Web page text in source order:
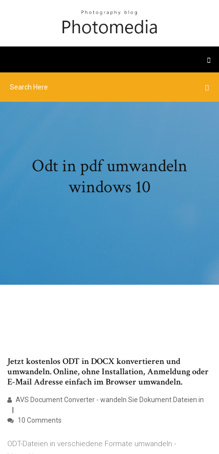
Odt in pdf umwandeln
windows 10
Jetzt kostenlos ODT in DOCX konvertieren und
umwandeln. Online, ohne Installation, Anmeldung oder
E-Mail Adresse einfach im Browser umwandeln.
AVS Document Converter - wandeln Sie Dokument Dateien in
10 Comments
ODT-Dateien in verschiedene Formate umwandeln -